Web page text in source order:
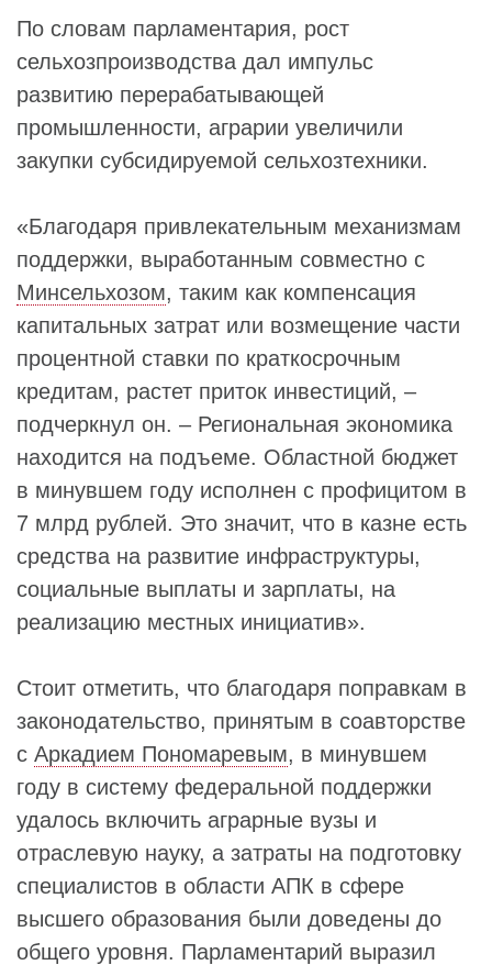
По словам парламентария, рост
сельхозпроизводства дал импульс
развитию перерабатывающей
промышленности, аграрии увеличили
закупки субсидируемой сельхозтехники.
«Благодаря привлекательным механизмам
поддержки, выработанным совместно с
Минсельхозом, таким как компенсация
капитальных затрат или возмещение части
процентной ставки по краткосрочным
кредитам, растет приток инвестиций, –
подчеркнул он. – Региональная экономика
находится на подъеме. Областной бюджет
в минувшем году исполнен с профицитом в
7 млрд рублей. Это значит, что в казне есть
средства на развитие инфраструктуры,
социальные выплаты и зарплаты, на
реализацию местных инициатив».
Стоит отметить, что благодаря поправкам в
законодательство, принятым в соавторстве
с Аркадием Пономаревым, в минувшем
году в систему федеральной поддержки
удалось включить аграрные вузы и
отраслевую науку, а затраты на подготовку
специалистов в области АПК в сфере
высшего образования были доведены до
общего уровня. Парламентарий выразил